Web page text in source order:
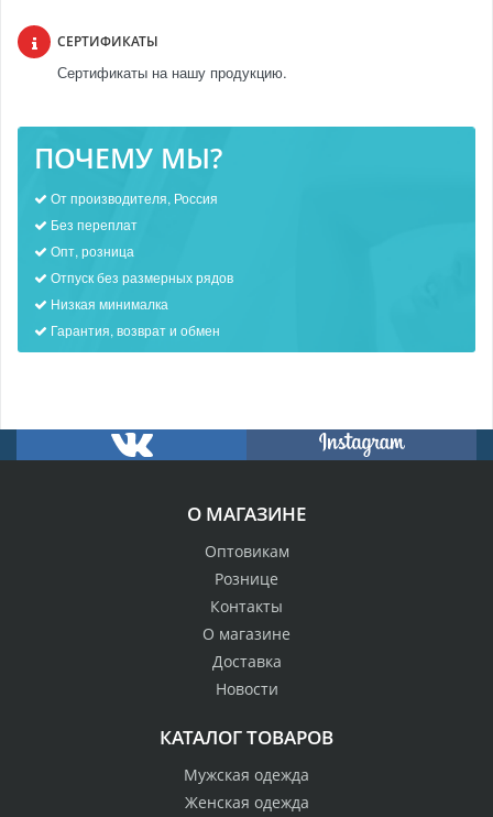
СЕРТИФИКАТЫ
Сертификаты на нашу продукцию.
ПОЧЕМУ МЫ?
От производителя, Россия
Без переплат
Опт, розница
Отпуск без размерных рядов
Низкая минималка
Гарантия, возврат и обмен
О МАГАЗИНЕ
Оптовикам
Рознице
Контакты
О магазине
Доставка
Новости
КАТАЛОГ ТОВАРОВ
Мужская одежда
Женская одежда